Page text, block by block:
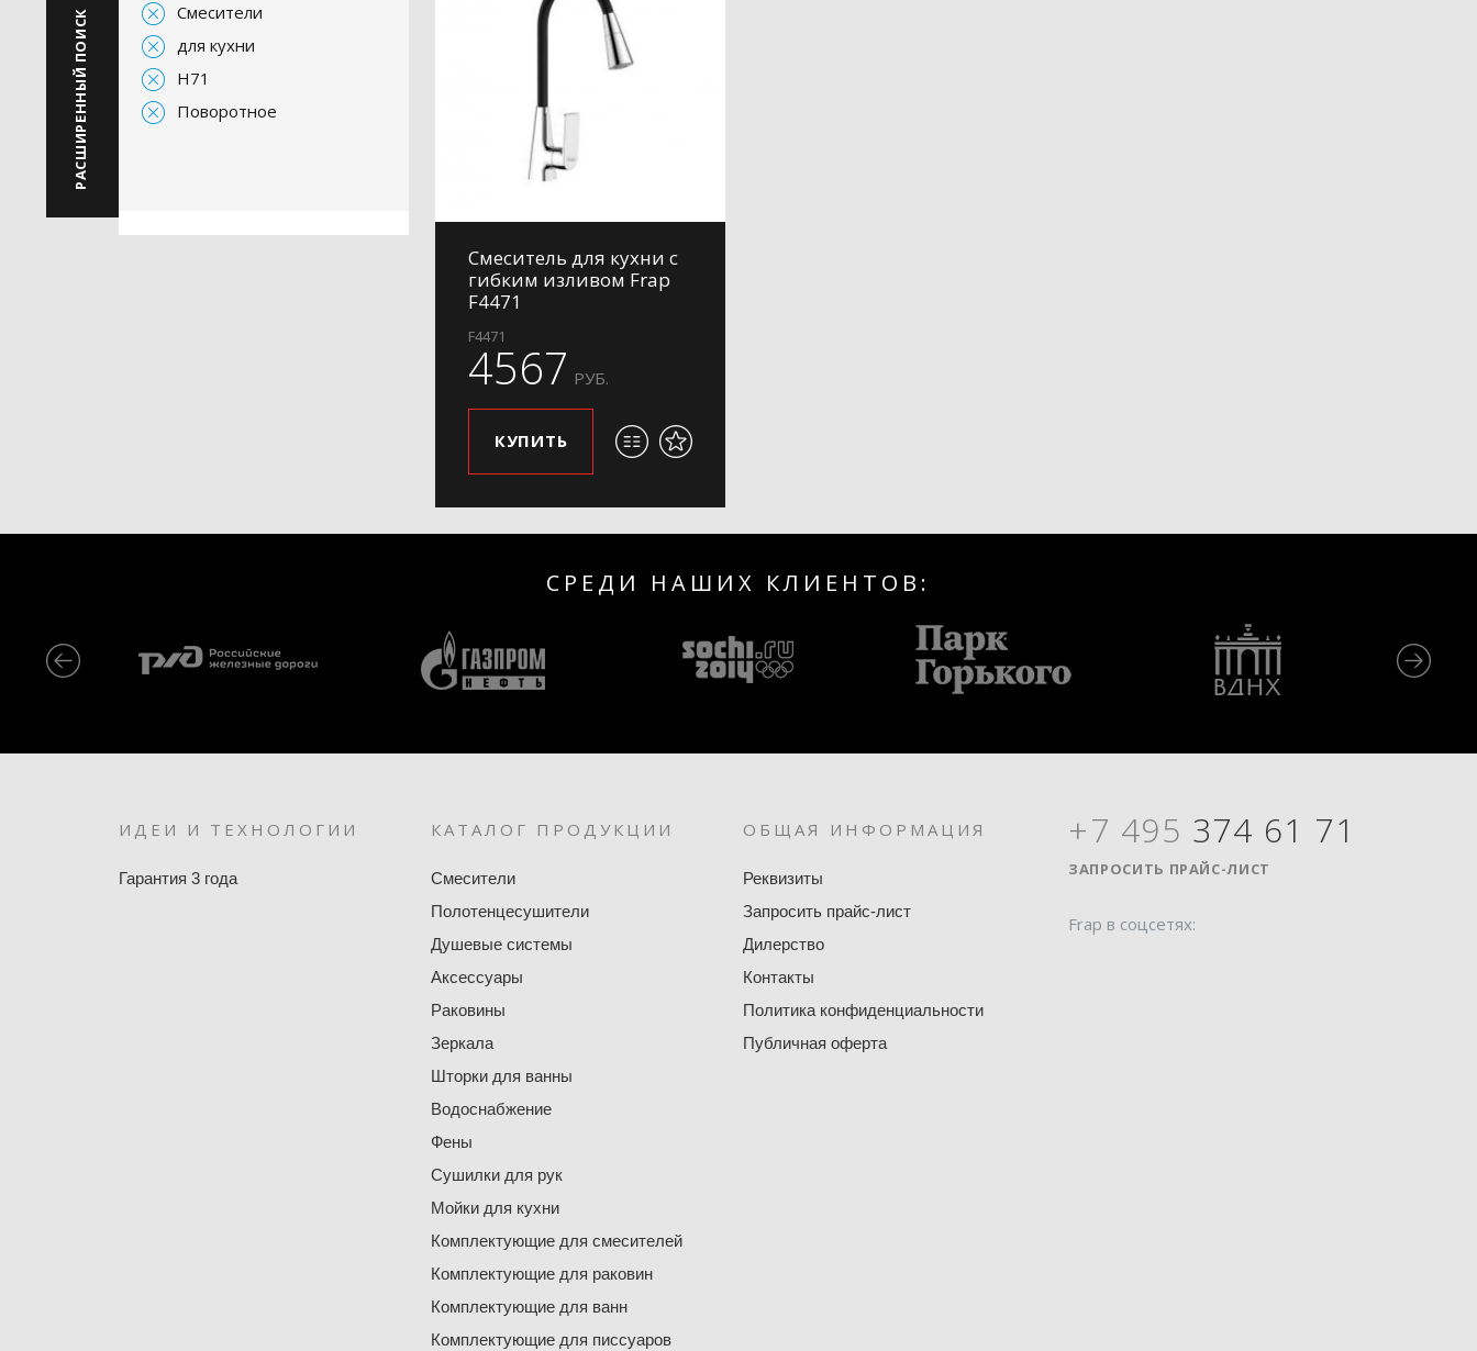
РАСШИРЕННЫЙ ПОИСК
Смесители
для кухни
H71
Поворотное
Смеситель для кухни с
гибким изливом Frap
F4471
F4471
4567 РУБ.
КУПИТЬ
СРЕДИ НАШИХ КЛИЕНТОВ:
ИДЕИ И ТЕХНОЛОГИИ
Гарантия 3 года
КАТАЛОГ ПРОДУКЦИИ
Смесители
Полотенцесушители
Душевые системы
Аксессуары
Раковины
Зеркала
Шторки для ванны
Водоснабжение
Фены
Сушилки для рук
Мойки для кухни
Комплектующие для смесителей
Комплектующие для раковин
Комплектующие для ванн
Комплектующие для писсуаров
ОБЩАЯ ИНФОРМАЦИЯ
Реквизиты
Запросить прайс-лист
Дилерство
Контакты
Политика конфиденциальности
Публичная оферта
+7 495 374 61 71
ЗАПРОСИТЬ ПРАЙС-ЛИСТ
Frap в соцсетях: